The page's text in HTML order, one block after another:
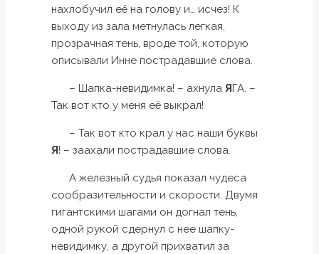
нахлобучил её на голову и… исчез! К
выходу из зала метнулась легкая,
прозрачная тень, вроде той, которую
описывали Инне пострадавшие слова.
– Шапка-невидимка! – ахнула ЯГА. –
Так вот кто у меня её выкрал!
– Так вот кто крал у нас наши буквы
Я! – заахали пострадавшие слова.
А железный судья показал чудеса
сообразительности и скорости. Двумя
гигантскими шагами он догнал тень,
одной рукой сдернул с нее шапку-
невидимку, а другой прихватил за